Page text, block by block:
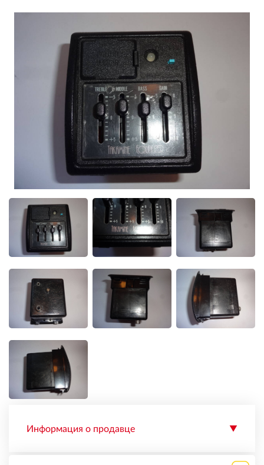
Информация о продавце ▼